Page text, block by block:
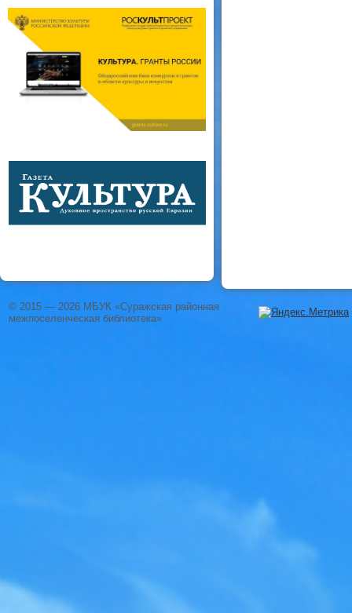
© 2015 — 2026 МБУК «Суражская районная
межпоселенческая библиотека»